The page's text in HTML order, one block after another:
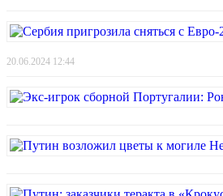
20.06.2024 12:44